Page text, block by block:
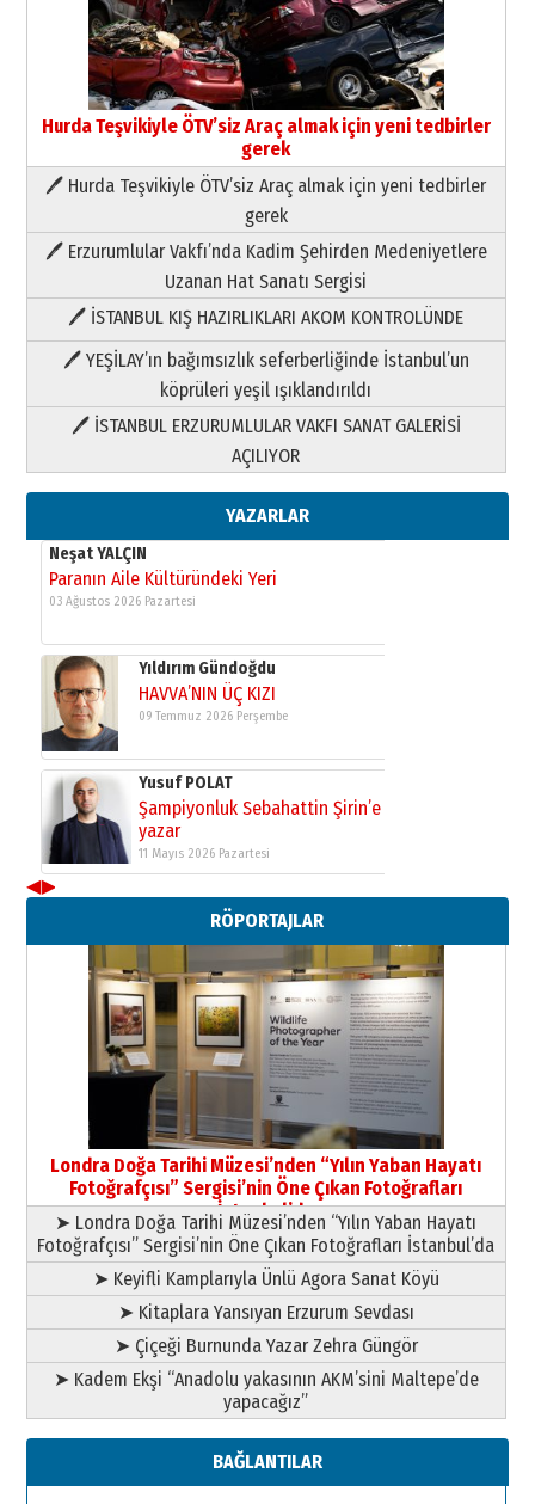
Hurda Teşvikiyle ÖTV’siz Araç almak için yeni tedbirler
gerek
🖊 Hurda Teşvikiyle ÖTV’siz Araç almak için yeni tedbirler
gerek
🖊 Erzurumlular Vakfı’nda Kadim Şehirden Medeniyetlere
Uzanan Hat Sanatı Sergisi
🖊 İSTANBUL KIŞ HAZIRLIKLARI AKOM KONTROLÜNDE
🖊 YEŞİLAY’ın bağımsızlık seferberliğinde İstanbul’un
köprüleri yeşil ışıklandırıldı
🖊 İSTANBUL ERZURUMLULAR VAKFI SANAT GALERİSİ
AÇILIYOR
YAZARLAR
Paranın Aile Kültüründeki Yeri
Yıldırım Gündoğdu
HAVVA’NIN ÜÇ KIZI
09 Temmuz 2026 Perşembe
Yusuf POLAT
Şampiyonluk Sebahattin Şirin’e
yazar
11 Mayıs 2026 Pazartesi
Paranın Aile Kültüründeki Yeri
03 Ağustos 2026 Pazartesi
HAVVA’NIN ÜÇ KIZI
09 Temmuz 2026 Perşembe
Şampiyonluk Sebahattin Şirin’e
yazar
11 Mayıs 2026 Pazartesi
Neşat YALÇIN
Paranın Aile Kültüründeki Yeri
03 Ağustos 2026 Pazartesi
Yıldırım Gündoğdu
HAVVA’NIN ÜÇ KIZI
09 Temmuz 2026 Perşembe
Yusuf POLAT
Şampiyonluk Sebahattin Şirin’e
yazar
11 Mayıs 2026 Pazartesi
◀▶
RÖPORTAJLAR
Londra Doğa Tarihi Müzesi’nden “Yılın Yaban Hayatı
Fotoğrafçısı” Sergisi’nin Öne Çıkan Fotoğrafları
İstanbul’da
➤ Londra Doğa Tarihi Müzesi’nden “Yılın Yaban Hayatı
Fotoğrafçısı” Sergisi’nin Öne Çıkan Fotoğrafları İstanbul’da
➤ Keyifli Kamplarıyla Ünlü Agora Sanat Köyü
➤ Kitaplara Yansıyan Erzurum Sevdası
➤ Çiçeği Burnunda Yazar Zehra Güngör
➤ Kadem Ekşi “Anadolu yakasının AKM’sini Maltepe’de
yapacağız”
BAĞLANTILAR